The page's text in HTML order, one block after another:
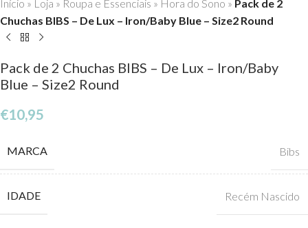
Início » Loja » Roupa e Essenciais » Hora do Sono » Pack de 2
Chuchas BIBS – De Lux – Iron/Baby Blue – Size2 Round
Pack de 2 Chuchas BIBS – De Lux – Iron/Baby
Blue – Size2 Round
€10,95
MARCA Bibs
IDADE Recém Nascido